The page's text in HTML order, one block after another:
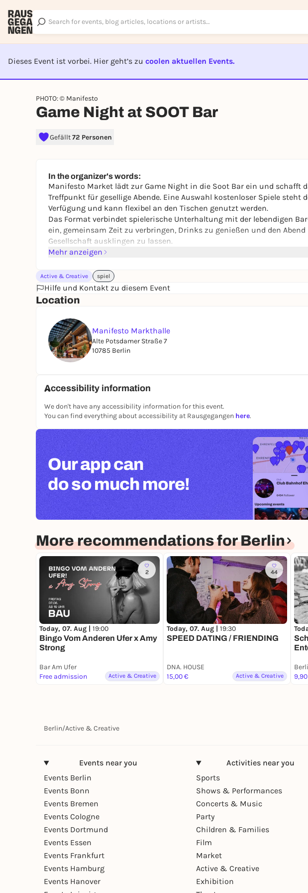
Dieses Event ist vorbei. Hier geht’s zu coolen aktuellen Events.
PHOTO: © Manifesto
Game Night at SOOT Bar
Gefällt72 Personen
In the organizer's words:
Manifesto Market lädt zur Game Night in die Soot Bar ein und schafft
Treffpunkt für gesellige Abende. Eine Auswahl kostenloser Spiele steht
Verfügung und kann flexibel an den Tischen genutzt werden.
Das Format verbindet spielerische Unterhaltung mit der lebendigen
ein, gemeinsam Zeit zu verbringen, Drinks zu genießen und den
Gesellschaft ausklingen zu lassen.
Mehr anzeigen
Active & Creative spiel
Hilfe und Kontakt zu diesem Event
Location
Manifesto Markthalle
Alte Potsdamer Straße 7
10785 Berlin
Accessibility information
We don't have any accessibility information for this event.
You can find everything about accessibility at Rausgegangen here.
Our app can
do so much more!
More recommendations for Berlin
2
Today, 07. Aug | 19:00
Bingo Vom Anderen Ufer x Amy
Strong
Bar Am Ufer
Free admission
Active & Creative
44
Today, 07. Aug | 19:30
SPEED DATING / FRIENDING
DNA. HOUSE
15,00 €
Active & Creative
Berlin/Active & Creative
Events near you
Events Berlin
Events Bonn
Events Bremen
Events Cologne
Events Dortmund
Events Essen
Events Frankfurt
Events Hamburg
Events Hanover
Activities near you
Sports
Shows & Performances
Concerts & Music
Party
Children & Families
Film
Market
Active & Creative
Exhibition
Sign up for free